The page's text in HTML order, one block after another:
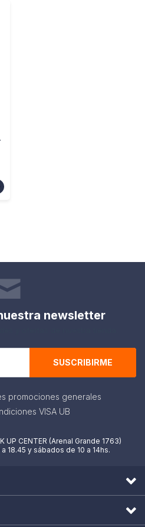
newsletter
SUSCRIBIRME
promociones generales
VISA UB
UP CENTER (Arenal Grande 1763)
18.45 y sábados de 10 a 14hs.